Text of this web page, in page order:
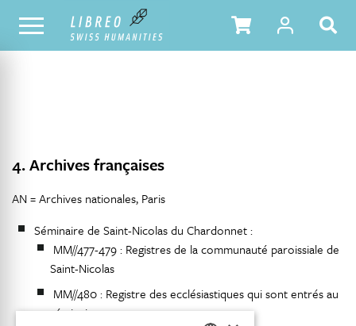
NOTRE CATALOGUE TABLE DES MATIÈRES
4. Archives françaises
AN = Archives nationales, Paris
Séminaire de Saint-Nicolas du Chardonnet :
MM//477-479 : Registres de la communauté paroissiale de
Saint-Nicolas
MM//480 : Registre des ecclésiastiques qui sont entrés au
séminaire…